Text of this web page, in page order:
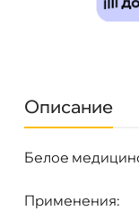
Описание
Белое
Применения:
Бренд
Артикул